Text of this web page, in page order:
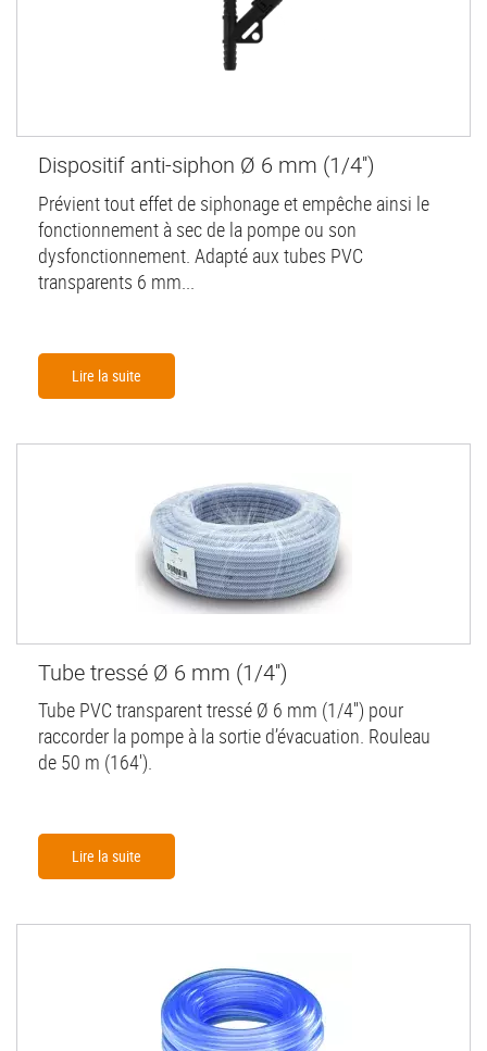
Dispositif anti-siphon Ø 6 mm (1/4'')
Prévient tout effet de siphonage et empêche ainsi le
fonctionnement à sec de la pompe ou son
dysfonctionnement. Adapté aux tubes PVC
transparents 6 mm...
Lire la suite
Tube tressé Ø 6 mm (1/4'')
Tube PVC transparent tressé Ø 6 mm (1/4'') pour
raccorder la pompe à la sortie d’évacuation. Rouleau
de 50 m (164').
Lire la suite